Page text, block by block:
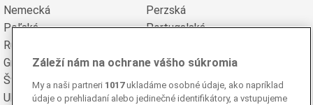
Nemecká
Perzská
Poľská
Portugalská
Rumunská
Grécka
Španielska
Švédska
Turecká
Ukrajinská
Vietnamská
Záleží nám na ochrane vášho súkromia
My a naši partneri 1017ukladáme osobné údaje, ako napríklad
údaje o prehliadaní alebo jedinečné identifikátory, a vstupujeme